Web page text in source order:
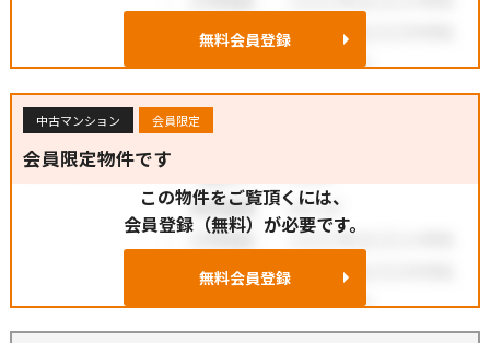
無料会員登録
中古マンション 会員限定
会員限定物件です
この物件をご覧頂くには、
会員登録（無料）が必要です。
無料会員登録